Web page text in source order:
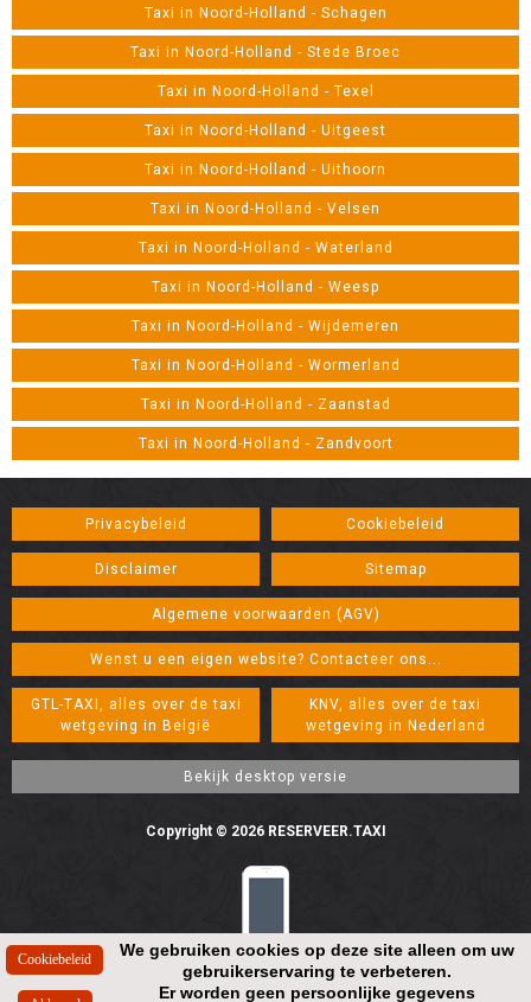
We gebruiken cookies op deze site alleen om uw
gebruikerservaring te verbeteren.
Er worden geen persoonlijke gegevens
Taxi in Noord-Holland - Schagen
Taxi in Noord-Holland - Stede Broec
Taxi in Noord-Holland - Texel
Taxi in Noord-Holland - Uitgeest
Taxi in Noord-Holland - Uithoorn
Taxi in Noord-Holland - Velsen
Taxi in Noord-Holland - Waterland
Taxi in Noord-Holland - Weesp
Taxi in Noord-Holland - Wijdemeren
Taxi in Noord-Holland - Wormerland
Taxi in Noord-Holland - Zaanstad
Taxi in Noord-Holland - Zandvoort
Privacybeleid Cookiebeleid
Disclaimer Sitemap
Algemene voorwaarden (AGV)
Wenst u een eigen website? Contacteer ons...
GTL-TAXI, alles over de taxi
wetgeving in België
KNV, alles over de taxi
wetgeving in Nederland
Copyright © 2026 RESERVEER.TAXI
Resolution: 448*896